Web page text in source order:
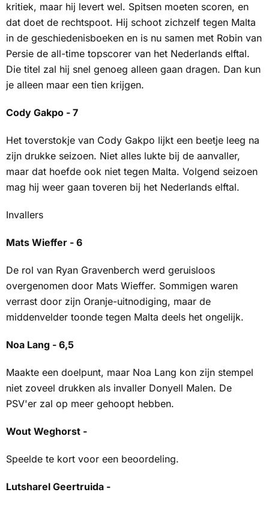
kritiek, maar hij levert wel. Spitsen moeten scoren, en
dat doet de rechtspoot. Hij schoot zichzelf tegen Malta
in de geschiedenisboeken en is nu samen met Robin van
Persie de all-time topscorer van het Nederlands elftal.
Die titel zal hij snel genoeg alleen gaan dragen. Dan kun
je alleen maar een tien krijgen.
Cody Gakpo - 7
Het toverstokje van Cody Gakpo lijkt een beetje leeg na
zijn drukke seizoen. Niet alles lukte bij de aanvaller,
maar dat hoefde ook niet tegen Malta. Volgend seizoen
mag hij weer gaan toveren bij het Nederlands elftal.
Invallers
Mats Wieffer - 6
De rol van Ryan Gravenberch werd geruisloos
overgenomen door Mats Wieffer. Sommigen waren
verrast door zijn Oranje-uitnodiging, maar de
middenvelder toonde tegen Malta deels het ongelijk.
Noa Lang - 6,5
Maakte een doelpunt, maar Noa Lang kon zijn stempel
niet zoveel drukken als invaller Donyell Malen. De
PSV'er zal op meer gehoopt hebben.
Wout Weghorst -
Speelde te kort voor een beoordeling.
Lutsharel Geertruida -